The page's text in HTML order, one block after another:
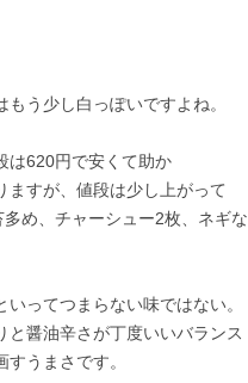
う少し白っぽいですよね。
は620円で安くて助か
ますが、値段は少し上がって
め、チャーシュー2枚、ネギな
ってつまらない味ではない。
醤油辛さが丁度いいバランス
うまさです。